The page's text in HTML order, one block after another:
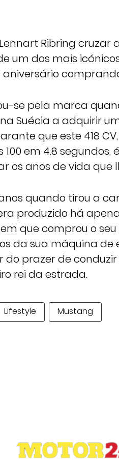
Ribring
um dos mais
aniversário
se pela marca
Suécia a adquirir
que este 418
100 em 4.8
os anos de vida que
quando tirou a
produzido há
que comprou o
da sua máquina de
do prazer de
rei da estrada.
Lifestyle Mustang